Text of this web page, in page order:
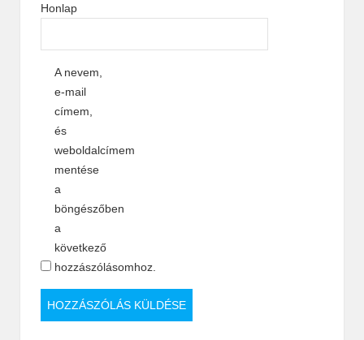
Honlap
A nevem,
e-mail
címem,
és
weboldalcímem
mentése
a
böngészőben
a
következő
hozzászólásomhoz.